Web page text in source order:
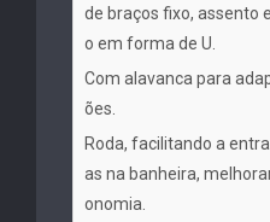
de braços fixo, assento
o em forma de U.
Com alavanca para
ões.
Roda, facilitando a
as na banheira,
onomia.